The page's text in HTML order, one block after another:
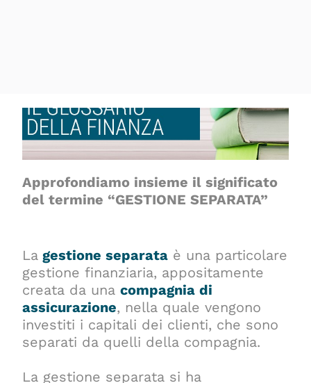
Approfondiamo insieme il significato
del termine “GESTIONE SEPARATA”
La gestione separata è una particolare
gestione finanziaria, appositamente
creata da unacompagnia di
assicurazione, nella quale vengono
investiti i capitali dei clienti, che sono
separati da quelli della compagnia.
La gestione separata si ha